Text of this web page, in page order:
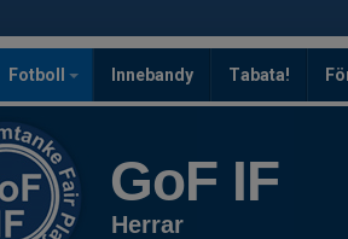
Fotboll Innebandy Tabata!
GoF IF
Herrar